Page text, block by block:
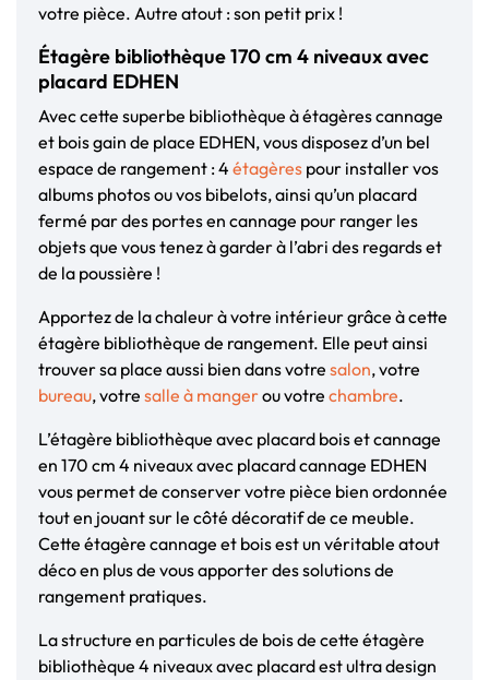
votre pièce. Autre atout : son petit prix !
Étagère bibliothèque 170 cm 4 niveaux avec
placard EDHEN
Avec cette superbe bibliothèque à étagères cannage
et bois gain de place EDHEN, vous disposez d’un bel
espace de rangement : 4 étagères pour installer vos
albums photos ou vos bibelots, ainsi qu’un placard
fermé par des portes en cannage pour ranger les
objets que vous tenez à garder à l’abri des regards et
de la poussière !
Apportez de la chaleur à votre intérieur grâce à cette
étagère bibliothèque de rangement. Elle peut ainsi
trouver sa place aussi bien dans votre salon, votre
bureau, votre salle à mangerou votre chambre.
L’étagère bibliothèque avec placard bois et cannage
en 170 cm 4 niveaux avec placard cannage EDHEN
vous permet de conserver votre pièce bien ordonnée
tout en jouant sur le côté décoratif de ce meuble.
Cette étagère cannage et bois est un véritable atout
déco en plus de vous apporter des solutions de
rangement pratiques.
La structure en particules de bois de cette étagère
bibliothèque 4 niveaux avec placard est ultra design